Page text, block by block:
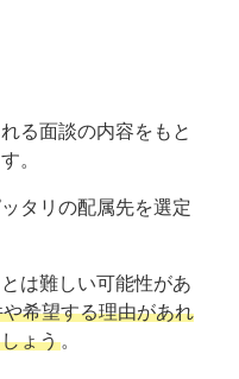
る面談の内容をもと
。
タリの配属先を選定
は難しい可能性があ
希望する理由があれ
ょう。